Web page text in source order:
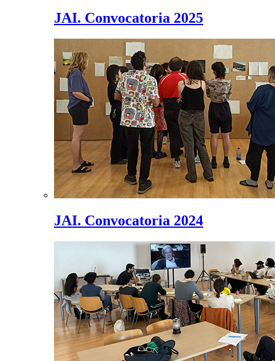
JAI. Convocatoria 2025
JAI. Convocatoria 2024